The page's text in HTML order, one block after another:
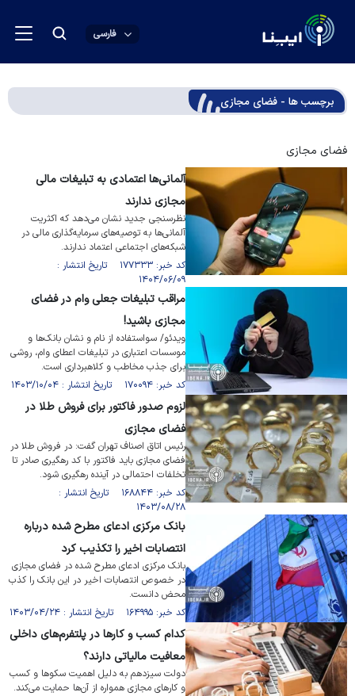
فارسی
برچسب ها - فضای مجازی
فضای مجازی
آلمانی‌ها اعتمادی به تبلیغات مالی
مجازی ندارند
نظرسنجی جدید نشان می‌دهد که اکثریت
آلمانی‌ها به توصیه‌های سرمایه‌گذاری مالی در
شبکه‌های اجتماعی اعتماد ندارند.
کد خبر: ۱۷۷۳۳۳ تاریخ انتشار :
۱۴۰۴/۰۶/۰۹
مراقب تبلیغات جعلی وام در فضای
مجازی باشید!
ویدئو/ سواستفاده از نام و نشان بانک‌ها و
موسسات اعتباری در تبلیغات اعطای وام، روشی
برای جذب مخاطب و کلاهبرداری است.
کد خبر: ۱۷۰۰۹۴ تاریخ انتشار : ۱۴۰۳/۱۰/۰۴
لزوم صدور فاکتور برای فروش طلا در
فضای مجازی
رئیس اتاق اصناف تهران گفت: در فروش طلا در
فضای مجازی باید فاکتور با کد رهگیری صادر تا
تخلفات احتمالی در آینده رهگیری شود.
کد خبر: ۱۶۸۸۴۴ تاریخ انتشار :
۱۴۰۳/۰۸/۲۸
بانک مرکزی ادعای مطرح شده درباره
انتصابات اخیر را تکذیب کرد
بانک مرکزی ادعای مطرح شده در فضای مجازی
در خصوص انتصابات اخیر در این بانک را کذب
محض دانست.
کد خبر: ۱۶۴۹۹۵ تاریخ انتشار : ۱۴۰۳/۰۴/۲۴
کدام کسب و کارها در پلتفرم‌های داخلی
معافیت مالیاتی دارند؟
دولت‌ سیزدهم به دلیل اهمیت سکوها و کسب
و کارهای مجازی همواره از آن‌ها حمایت می‌کند.